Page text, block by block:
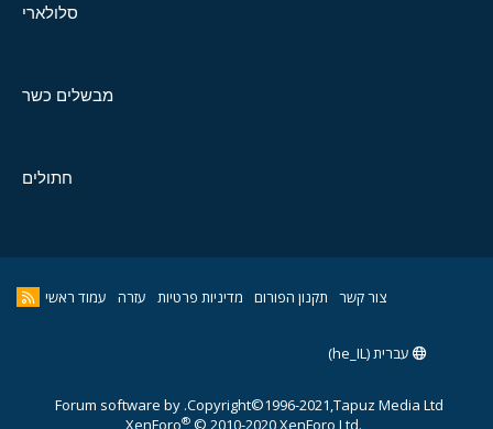
סלולארי
מבשלים כשר
חתולים
צור קשר תקנון הפורום מדיניות פרטיות עזרה עמוד ראשי
עברית (he_IL)
Copyright©1996-2021,Tapuz Media Ltd.
Forum software by
XenForo® © 2010-2020 XenForo Ltd.